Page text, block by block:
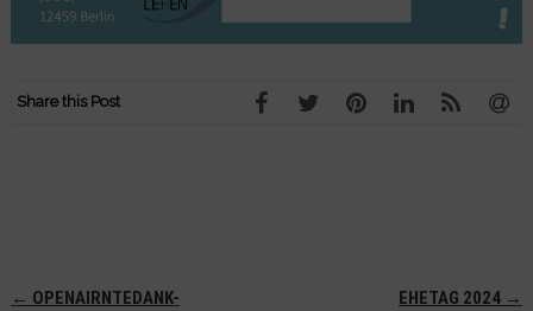
Share this Post
Navigation
← OPENAIRNTEDANK-
EHETAG 2024 →